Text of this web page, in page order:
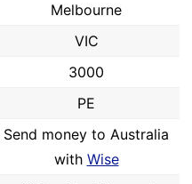
Melbourne
VIC
3000
PE
Send money to Australia
with Wise